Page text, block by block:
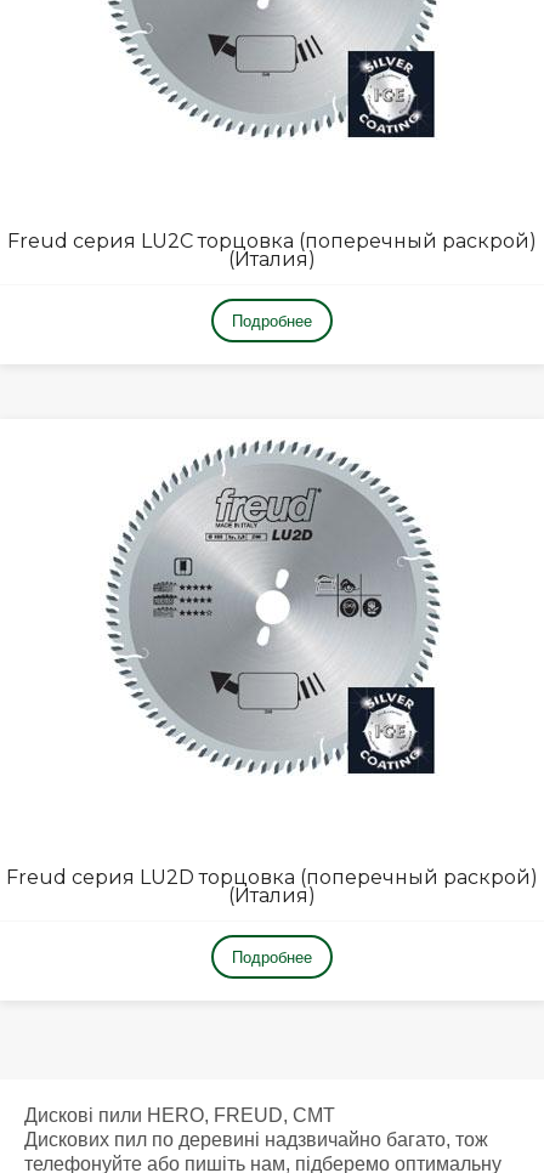
Freud серия LU2C торцовка (поперечный раскрой)
(Италия)
Подробнее
Freud серия LU2D торцовка (поперечный раскрой)
(Италия)
Подробнее
Дискові пили HERO, FREUD, CMT
Дискових пил по деревині надзвичайно багато, тож
телефонуйте або пишіть нам, підберемо оптимальну